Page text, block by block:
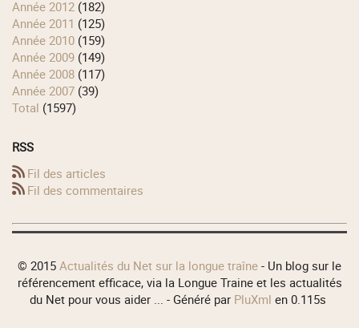
année 2012 (182)
année 2011 (125)
année 2010 (159)
année 2009 (149)
année 2008 (117)
année 2007 (39)
total (1597)
RSS
Fil des articles
Fil des commentaires
© 2015 Actualités du Net sur la longue traîne - Un blog sur le
référencement efficace, via la Longue Traine et les actualités
du Net pour vous aider ... - Généré par PluXml en 0.115s